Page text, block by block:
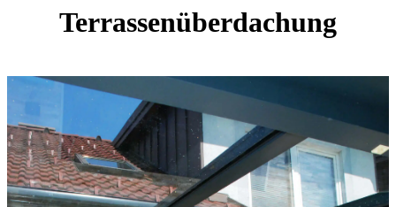
Terrassenüberdachung